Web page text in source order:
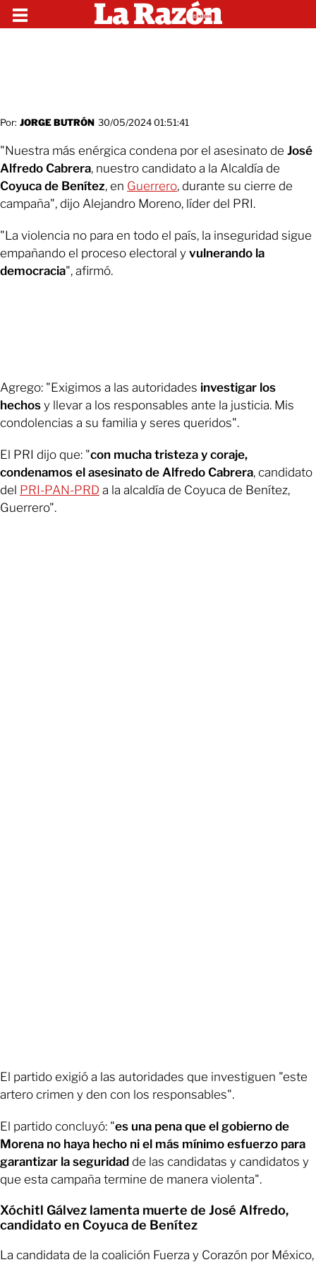
Por: JORGE BUTRÓN 30/05/2024 01:51:41
"Nuestra más enérgica condena por el asesinato de José
Alfredo Cabrera, nuestro candidato a la Alcaldía de
Coyuca de Benítez, en Guerrero, durante su cierre de
campaña", dijo Alejandro Moreno, líder del PRI.
"La violencia no para en todo el país, la inseguridad sigue
empañando el proceso electoral y vulnerando la
democracia", afirmó.
Agrego: "Exigimos a las autoridades investigar los
hechos y llevar a los responsables ante la justicia. Mis
condolencias a su familia y seres queridos".
El PRI dijo que: "con mucha tristeza y coraje,
condenamos el asesinato de Alfredo Cabrera, candidato
del PRI-PAN-PRD a la alcaldía de Coyuca de Benítez,
Guerrero".
El partido exigió a las autoridades que investiguen "este
artero crimen y den con los responsables".
El partido concluyó: "es una pena que el gobierno de
Morena no haya hecho ni el más mínimo esfuerzo para
garantizar la seguridad de las candidatas y candidatos y
que esta campaña termine de manera violenta".
Xóchitl Gálvez lamenta muerte de José Alfredo,
candidato en Coyuca de Benítez
La candidata de la coalición Fuerza y Corazón por México,